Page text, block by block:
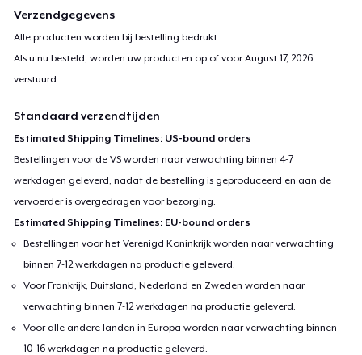
Verzendgegevens
Alle producten worden bij bestelling bedrukt.
Als u nu besteld, worden uw producten op of voorAugust 17, 2026
verstuurd.
Standaard verzendtijden
Estimated Shipping Timelines: US-bound orders
Bestellingen voor de VS worden naar verwachting binnen 4-7
werkdagen geleverd, nadat de bestelling is geproduceerd en aan de
vervoerder is overgedragen voor bezorging.
Estimated Shipping Timelines: EU-bound orders
Bestellingen voor het Verenigd Koninkrijk worden naar verwachting
binnen 7-12 werkdagen na productie geleverd.
Voor Frankrijk, Duitsland, Nederland en Zweden worden naar
verwachting binnen 7-12 werkdagen na productie geleverd.
Voor alle andere landen in Europa worden naar verwachting binnen
10-16 werkdagen na productie geleverd.